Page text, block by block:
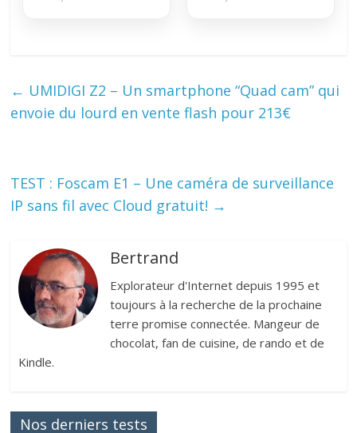
← UMIDIGI Z2 – Un smartphone “Quad cam” qui
envoie du lourd en vente flash pour 213€
TEST : Foscam E1 – Une caméra de surveillance
IP sans fil avec Cloud gratuit! →
Bertrand
Explorateur d'Internet depuis 1995 et
toujours à la recherche de la prochaine
terre promise connectée. Mangeur de
chocolat, fan de cuisine, de rando et de
Kindle.
Nos derniers tests